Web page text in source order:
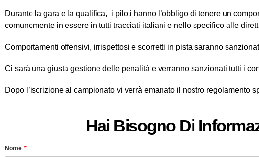
Durante la gara e la qualifica, i piloti hanno l’obbligo di tenere un
comunemente in essere in tutti tracciati italiani e nello specifico alle
Comportamenti offensivi, irrispettosi e scorretti in pista saranno
Ci sarà una giusta gestione delle penalità e verranno sanzionati tutti i
Dopo l’iscrizione al campionato vi verrà emanato il nostro regolamento
Hai Bisogno Di
Nome